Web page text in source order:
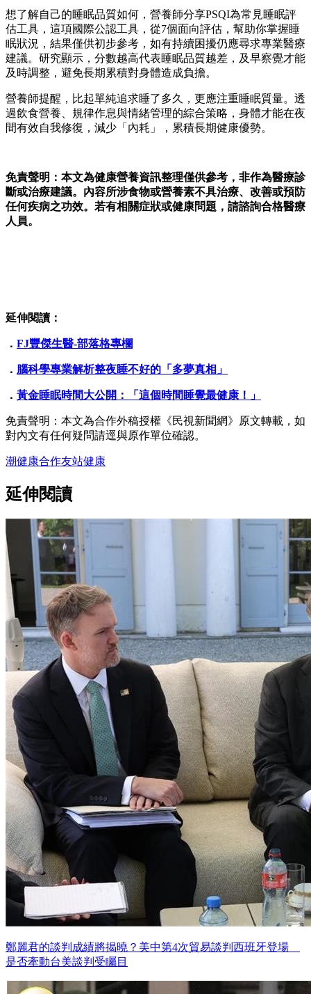
想了解自己的睡眠品質如何，營養師分享PSQI為常見睡眠評
估工具，這項國際公認工具，從7個面向評估，幫助你掌握睡
眠狀況，結果僅供初步參考，如有持續困擾仍應尋求專業醫療
建議。研究顯示，分數越高代表睡眠品質越差，及早察覺才能
及時調整，避免長期累積對身體造成負擔。
營養師提醒，比起單純追求睡了多久，更應注重睡眠質量。透
過飲食營養、規律作息與情緒管理的綜合策略，身體才能在夜
間有效自我修復，減少「內耗」，累積長期健康優勢。
免責聲明：本文為健康營養資訊整理僅供參考，非作為醫療診
斷或治療建議。內容所涉食物或營養素不具治療、改善或預防
任何疾病之功效。若有相關症狀或健康問題，請諮詢合格醫療
人員。
延伸閱讀：
． FJ豐傑生醫-部落格專欄
． 腦科學專業解析整夜睡不好的「多夢真相」
． 黃金睡眠時間大公開：「這個時間睡覺最健康！」
免責聲明：本文為合作外稿授權《民視新聞網》原文轉載，如
對內文有任何疑問請逕與原作單位確認。
潮健康合作友站健康
延伸閱讀
鄭麗君的談判成績將揭曉？美中第4次貿易談判西班牙登場
是否牽動台美談判受矚目